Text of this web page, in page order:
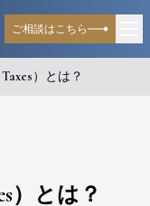
ご相談はこちら
）とは？
）とは？